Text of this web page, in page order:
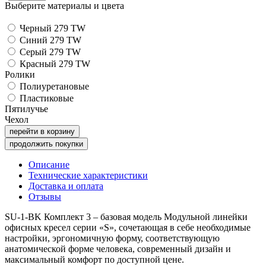
Выберите материалы и цвета
Черный 279 TW
Синий 279 TW
Серый 279 TW
Красный 279 TW
Ролики
Полиуретановые
Пластиковые
Пятилучье
Чехол
перейти в корзину
продолжить покупки
Описание
Технические характеристики
Доставка и оплата
Отзывы
SU-1-BK Комплект 3 – базовая модель Модульной линейки
офисных кресел серии «S», сочетающая в себе необходимые
настройки, эргономичную форму, соответствующую
анатомической форме человека, современный дизайн и
максимальный комфорт по доступной цене.